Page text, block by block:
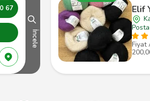
67
İncele
Elif
Fiyat